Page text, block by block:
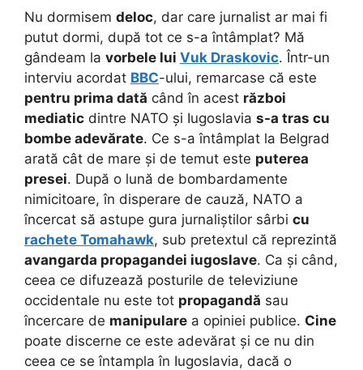
Nu dormisem deloc, dar care jurnalist ar mai fi
putut dormi, după tot ce s-a întâmplat? Mă
gândeam la vorbele lui Vuk Draskovic. Într-un
interviu acordat BBC-ului, remarcase că este
pentru prima dată când în acest război
mediatic dintre NATO și Iugoslavia s-a tras cu
bombe adevărate. Ce s-a întâmplat la Belgrad
arată cât de mare și de temut este puterea
presei. După o lună de bombardamente
nimicitoare, în disperare de cauză, NATO a
încercat să astupe gura jurnaliștilor sârbi cu
rachete Tomahawk, sub pretextul că reprezintă
avangarda propagandei iugoslave. Ca și când,
ceea ce difuzează posturile de televiziune
occidentale nu este tot propagandă sau
încercare de manipulare a opiniei publice. Cine
poate discerne ce este adevărat și ce nu din
ceea ce se întampla în Iugoslavia, dacă o